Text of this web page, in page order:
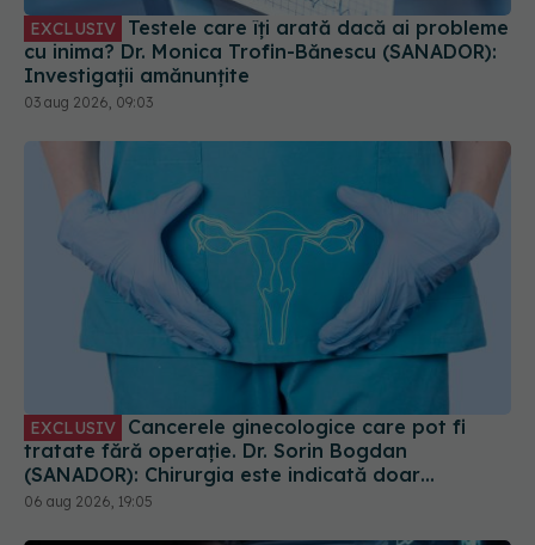
EXCLUSIV
cu inima? Dr. Monica Trofin-Bănescu (SANADOR):
Investigații amănunțite
03 aug 2026, 09:03
EXCLUSIV
tratate fără operație. Dr. Sorin Bogdan
(SANADOR): Chirurgia este indicată doar
punctual, pentru anumite categorii de paciente
06 aug 2026, 19:05